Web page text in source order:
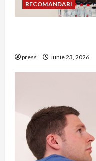
RECOMANDARI
press iunie 23, 2026